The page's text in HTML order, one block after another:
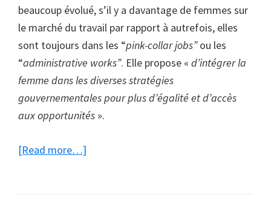
beaucoup évolué, s’il y a davantage de femmes sur
le marché du travail par rapport à autrefois, elles
sont toujours dans les “pink-collar jobs”ou les
“administrative works”. Elle propose « d’intégrer la
femme dans les diverses stratégies
gouvernementales pour plus d’égalité et d’accès
aux opportunités ».
[Read more…]